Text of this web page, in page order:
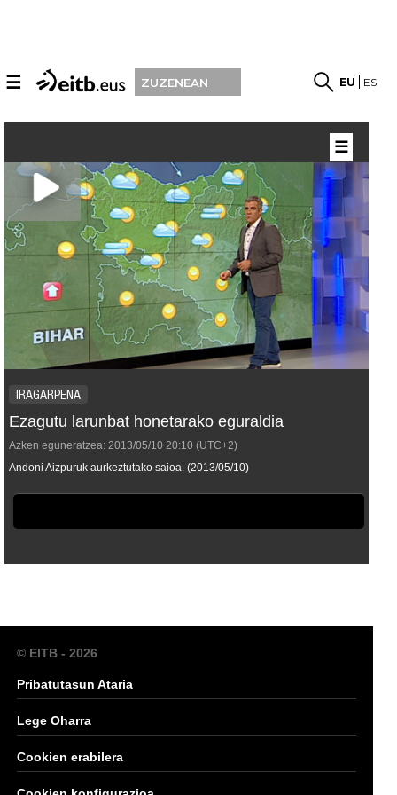
☰ ZUZENEAN EU ES
IRAGARPENA
Ezagutu larunbat honetarako eguraldia
Azken eguneratzea: 2013/05/10 20:10 (UTC+2)
Andoni Aizpuruk aurkeztutako saioa. (2013/05/10)
☰
© EITB - 2026
Pribatutasun Ataria
Lege Oharra
Cookien erabilera